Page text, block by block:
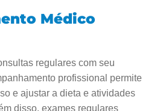
Médico
regulares com seu
profissional permite
e ajustar a dieta e atividades
disso, exames regulares